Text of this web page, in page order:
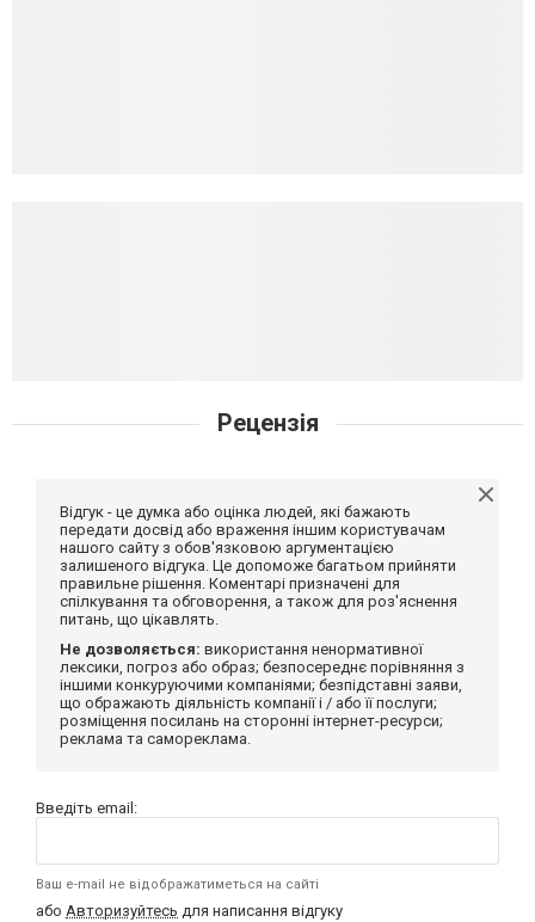
Рецензія
Відгук - це думка або оцінка людей, які бажають
передати досвід або враження іншим користувачам
нашого сайту з обов'язковою аргументацією
залишеного відгука. Це допоможе багатьом прийняти
правильне рішення. Коментарі призначені для
спілкування та обговорення, а також для роз'яснення
питань, що цікавлять.
Не дозволяється: використання ненормативної
лексики, погроз або образ; безпосереднє порівняння з
іншими конкуруючими компаніями; безпідставні заяви,
що ображають діяльність компанії і / або її послуги;
розміщення посилань на сторонні інтернет-ресурси;
реклама та самореклама.
Введіть email:
Ваш e-mail не відображатиметься на сайті
або Авторизуйтесь для написання відгуку